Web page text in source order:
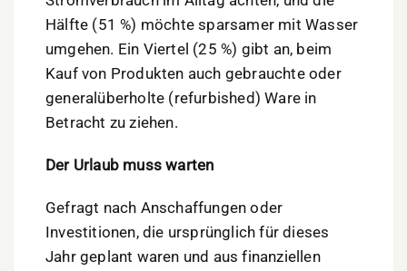
Hälfte (51 %) möchte sparsamer mit Wasser
umgehen. Ein Viertel (25 %) gibt an, beim
Kauf von Produkten auch gebrauchte oder
generalüberholte (refurbished) Ware in
Betracht zu ziehen.
Der Urlaub muss warten
Gefragt nach Anschaffungen oder
Investitionen, die ursprünglich für dieses
Jahr geplant waren und aus finanziellen